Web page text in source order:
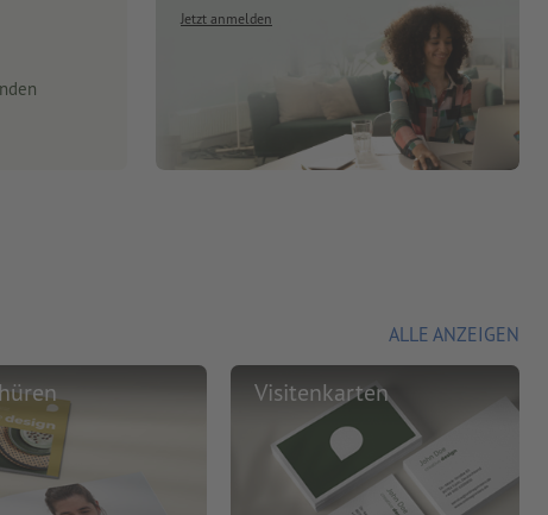
Jetzt anmelden
ALLE ANZEIGEN
Visitenkarten